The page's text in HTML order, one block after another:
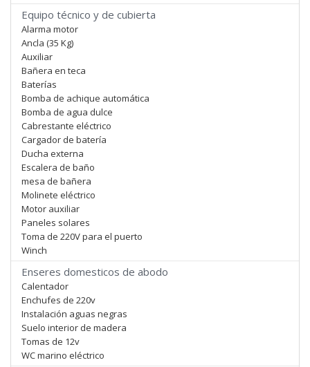
Equipo técnico y de cubierta
Alarma motor
Ancla (35 Kg)
Auxiliar
Bañera en teca
Baterías
Bomba de achique automática
Bomba de agua dulce
Cabrestante eléctrico
Cargador de batería
Ducha externa
Escalera de baño
mesa de bañera
Molinete eléctrico
Motor auxiliar
Paneles solares
Toma de 220V para el puerto
Winch
Enseres domesticos de abodo
Calentador
Enchufes de 220v
Instalación aguas negras
Suelo interior de madera
Tomas de 12v
WC marino eléctrico